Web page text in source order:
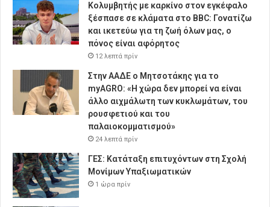
Κολυμβητής με καρκίνο στον εγκέφαλο
ξέσπασε σε κλάματα στο BBC: Γονατίζω
και ικετεύω για τη ζωή όλων μας, ο
πόνος είναι αφόρητος
12 λεπτά πρίν
Στην ΑΑΔΕ ο Μητσοτάκης για το
myAGRO: «Η χώρα δεν μπορεί να είναι
άλλο αιχμάλωτη των κυκλωμάτων, του
ρουσφετιού και του
παλαιοκομματισμού»
24 λεπτά πρίν
ΓΕΣ: Κατάταξη επιτυχόντων στη Σχολή
Μονίμων Υπαξιωματικών
1 ώρα πρίν